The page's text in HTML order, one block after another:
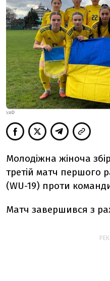
УАФ
Молодіжна жіноча
третій матч першого
(WU-19) проти
Матч завершився з